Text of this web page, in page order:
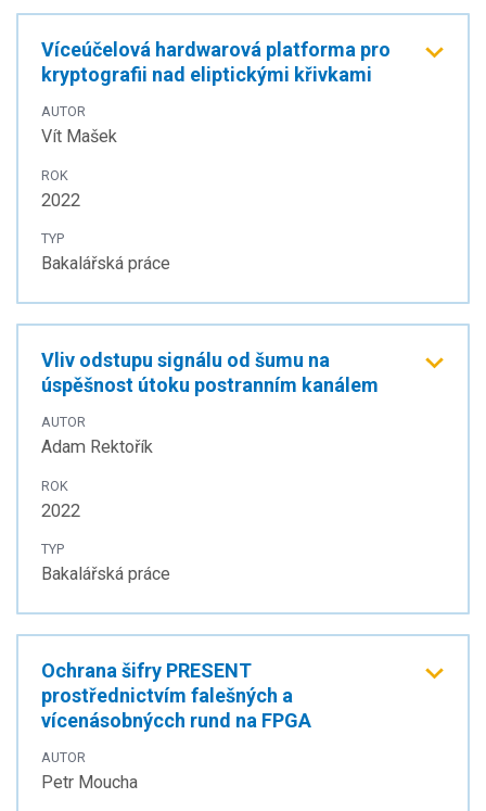
Víceúčelová hardwarová platforma pro
kryptografii nad eliptickými křivkami
AUTOR
Vít Mašek
ROK
2022
TYP
Bakalářská práce
Vliv odstupu signálu od šumu na
úspěšnost útoku postranním kanálem
AUTOR
Adam Rektořík
ROK
2022
TYP
Bakalářská práce
Ochrana šifry PRESENT
prostřednictvím falešných a
vícenásobnýcch rund na FPGA
AUTOR
Petr Moucha